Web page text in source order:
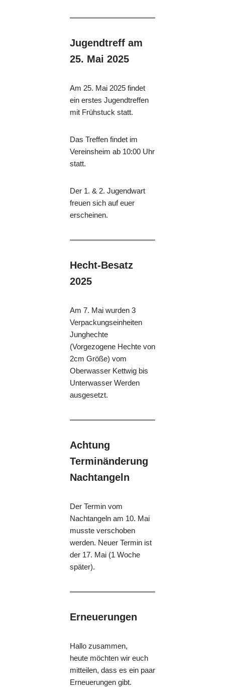
Jugendtreff am
25. Mai 2025
Am 25. Mai 2025 findet
ein erstes Jugendtreffen
mit Frühstuck statt.
Das Treffen findet im
Vereinsheim ab 10:00 Uhr
statt.
Der 1. & 2. Jugendwart
freuen sich auf euer
erscheinen.
Hecht-Besatz
2025
Am 7. Mai wurden 3
Verpackungseinheiten
Junghechte
(Vorgezogene Hechte von
2cm Größe) vom
Oberwasser Kettwig bis
Unterwasser Werden
ausgesetzt.
Achtung
Terminänderung
Nachtangeln
Der Termin vom
Nachtangeln am 10. Mai
musste verschoben
werden. Neuer Termin ist
der 17. Mai (1 Woche
später).
Erneuerungen
Hallo zusammen,
heute möchten wir euch
mitteilen, dass es ein paar
Erneuerungen gibt.